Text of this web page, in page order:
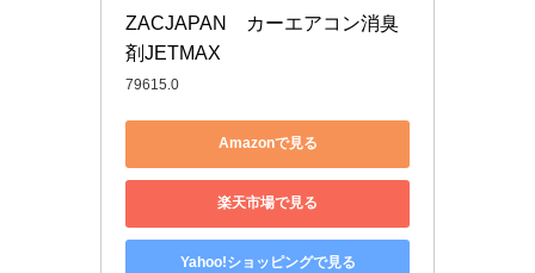
ZACJAPAN　カーエアコン消臭
剤JETMAX
79615.0
Amazonで見る
楽天市場で見る
Yahoo!ショッピングで見る